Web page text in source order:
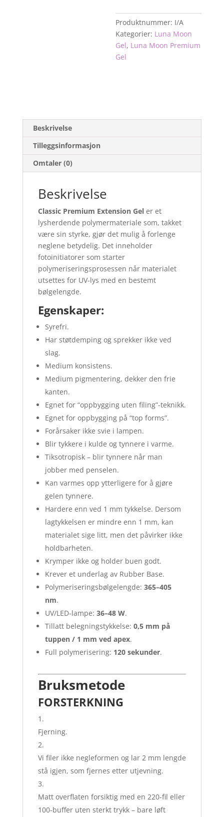
Produktnummer: I/A
Kategorier: Luna Moon
Gel, Luna Moon Premium
Gel
Beskrivelse
Tilleggsinformasjon
Omtaler (0)
Beskrivelse
Classic Premium Extension Geler et
lysherdende polymermateriale som, takket
være sin styrke, gjør det mulig å forlenge
neglene betydelig. Det inneholder
fotoinitiatorer som starter
polymeriseringsprosessen når materialet
utsettes for UV-lys med en bestemt
bølgelengde.
Egenskaper:
Syrefri.
Har støtdemping og sprekker ikke ved
slag.
Medium konsistens.
Medium pigmentering, dekker den frie
kanten.
Egnet for “oppbygging uten filing”-teknikk.
Egnet for oppbygging på “top forms”.
Forårsaker ikke svie i lampen.
Blir tykkere i kulde og tynnere i varme.
Tiksotropisk – blir tynnere når man
jobber med penselen.
Kan varmes opp ytterligere for å gjøre
gelen tynnere.
Hardere enn ved 1 mm tykkelse. Dersom
lagtykkelsen er mindre enn 1 mm, kan
materialet sige litt, men det påvirker ikke
holdbarheten.
Krymper ikke og holder buen godt.
Krever et underlag av Rubber Base.
Polymeriseringsbølgelengde: 365–405
nm.
UV/LED-lampe: 36–48 W.
Tillatt belegningstykkelse: 0,5 mm på
tuppen / 1 mm ved apex.
Full polymerisering: 120 sekunder.
Bruksmetode
FORSTERKNING
Fjerning.
Vi filer ikke negleformen og lar 2 mm lengde
stå igjen, som fjernes etter utjevning.
Matt overflaten forsiktig med en 220-fil eller
100-buffer uten sterkt trykk – bare løft